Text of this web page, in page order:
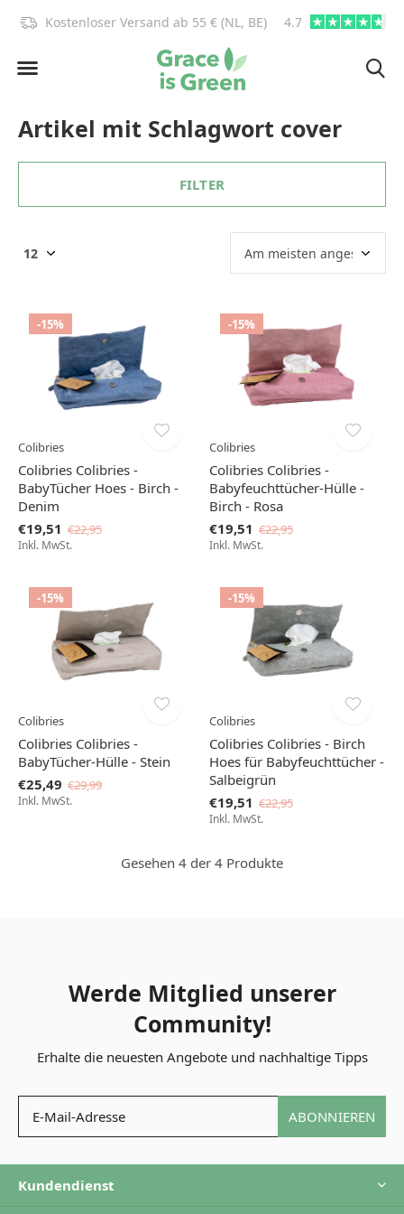
Kostenloser Versand ab 55 € (NL, BE) 4.7
Artikel mit Schlagwort cover
FILTER
-15%
Colibries
Colibries Colibries -
BabyTücher Hoes - Birch -
Denim
€19,51 €22,95
Inkl. MwSt.
-15%
Colibries
Colibries Colibries -
Babyfeuchttücher-Hülle -
Birch - Rosa
€19,51 €22,95
Inkl. MwSt.
-15%
Colibries
Colibries Colibries -
BabyTücher-Hülle - Stein
€25,49 €29,99
Inkl. MwSt.
-15%
Colibries
Colibries Colibries - Birch
Hoes für Babyfeuchttücher -
Salbeigrün
€19,51 €22,95
Inkl. MwSt.
Gesehen 4 der 4 Produkte
Werde Mitglied unserer
Community!
Erhalte die neuesten Angebote und nachhaltige Tipps
ABONNIEREN
Kundendienst